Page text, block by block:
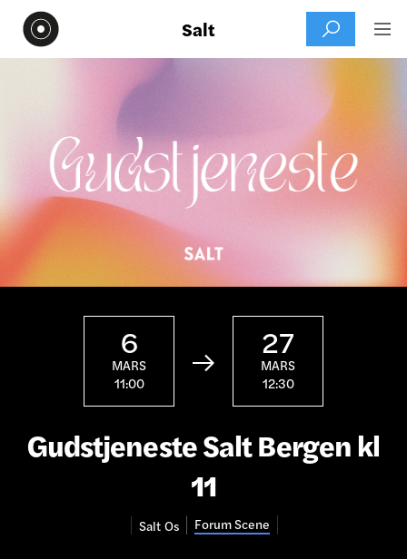
Salt  
6
MARS
11:00

27
MARS
12:30
Gudstjeneste Salt Bergen kl
11
Salt Os Forum Scene